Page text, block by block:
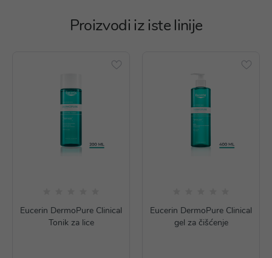
Proizvodi iz iste linije
Eucerin DermoPure Clinical
Tonik za lice
Eucerin DermoPure Clinical
gel za čišćenje